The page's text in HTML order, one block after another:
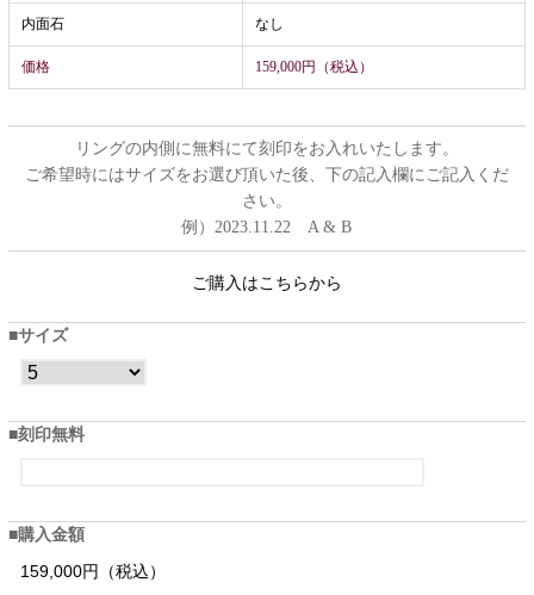
内面石 なし
価格 159,000円（税込）
リングの内側に無料にて刻印をお入れいたします。
ご希望時にはサイズをお選び頂いた後、下の記入欄にご記入くだ
さい。
例）2023.11.22 A & B
ご購入はこちらから
サイズ
刻印無料
購入金額
159,000円（税込）